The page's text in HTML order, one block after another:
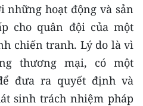
Minh
những hoạt động và sản
cho quân đội của một
chiến tranh. Lý do là vì
thương mại, có một
đưa ra quyết định và
sinh trách nhiệm pháp